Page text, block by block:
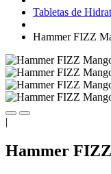
Tabletas de
Hammer FIZZ
|
Hammer